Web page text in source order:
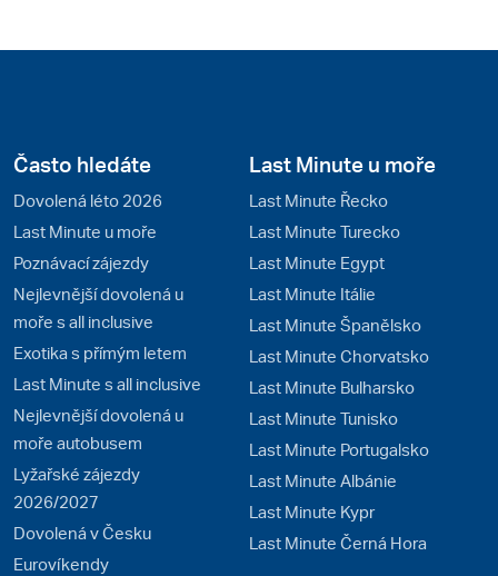
Často hledáte
Dovolená léto 2026
Last Minute u moře
Poznávací zájezdy
Nejlevnější dovolená u
moře s all inclusive
Exotika s přímým letem
Last Minute s all inclusive
Nejlevnější dovolená u
moře autobusem
Lyžařské zájezdy
2026/2027
Dovolená v Česku
Eurovíkendy
Last Minute u moře
Last Minute Řecko
Last Minute Turecko
Last Minute Egypt
Last Minute Itálie
Last Minute Španělsko
Last Minute Chorvatsko
Last Minute Bulharsko
Last Minute Tunisko
Last Minute Portugalsko
Last Minute Albánie
Last Minute Kypr
Last Minute Černá Hora